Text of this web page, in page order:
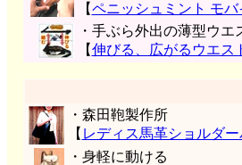
【ペニッシュミント モバ
・手ぶら外出の薄型ウエ
【伸びる、広がるウエス
・森田鞄製作所
【 レディス馬革ショルダ
・身軽に動ける